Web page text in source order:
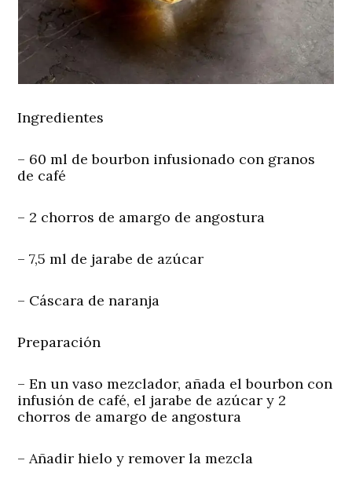
Ingredientes
– 60 ml de bourbon infusionado con granos
de café
– 2 chorros de amargo de angostura
– 7,5 ml de jarabe de azúcar
– Cáscara de naranja
Preparación
– En un vaso mezclador, añada el bourbon con
infusión de café, el jarabe de azúcar y 2
chorros de amargo de angostura
– Añadir hielo y remover la mezcla